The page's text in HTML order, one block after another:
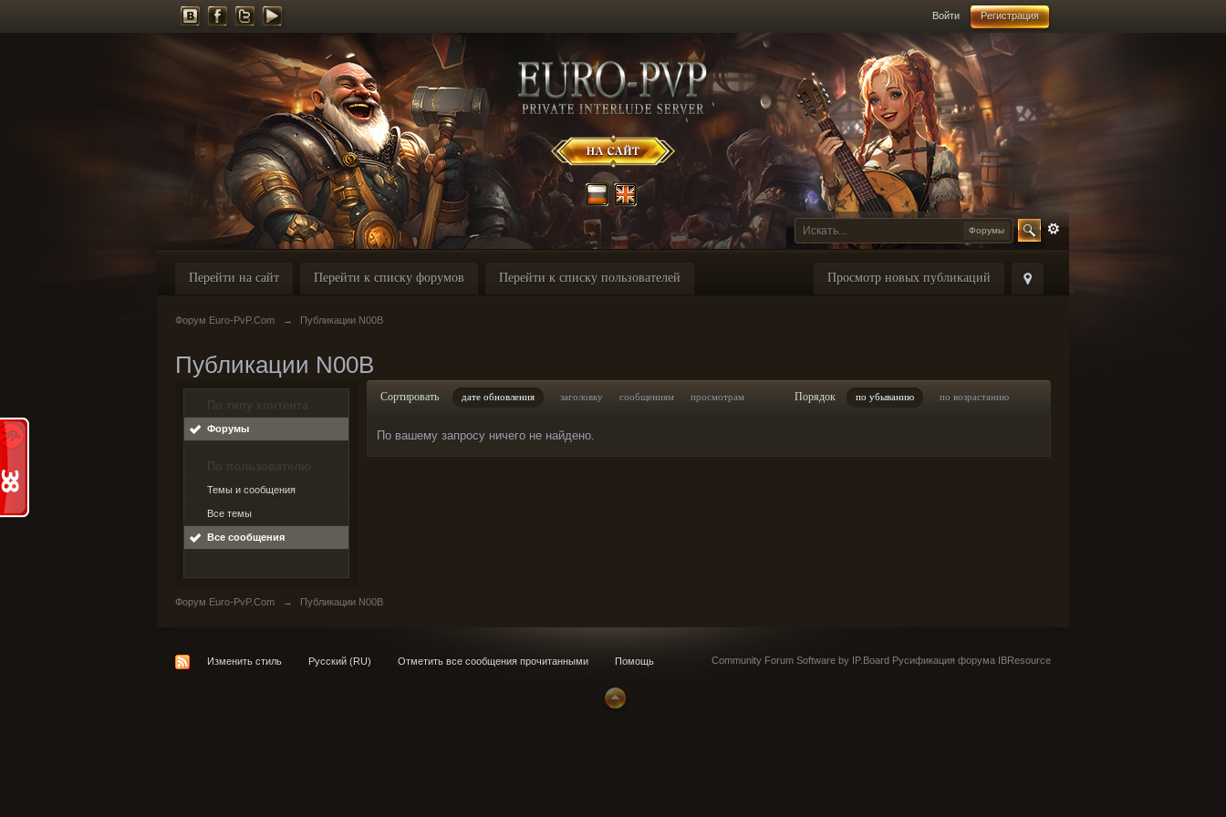
Войти Регистрация
Форумы
Просмотр новых публикаций
Перейти на сайт Перейти к списку форумов Перейти к списку пользователей
Форум Euro-PvP.Com → Публикации N00B
Публикации N00B
По типу контента
Форумы
По пользователю
Темы и сообщения
Все темы
Все сообщения
Сортировать дате обновления заголовку сообщениям просмотрам Порядок по убыванию по возрастанию
По вашему запросу ничего не найдено.
Форум Euro-PvP.Com → Публикации N00B
Изменить стиль Русский (RU) Отметить все сообщения прочитанными Помощь Community Forum Software by IP.Board Русификация форума IBResource